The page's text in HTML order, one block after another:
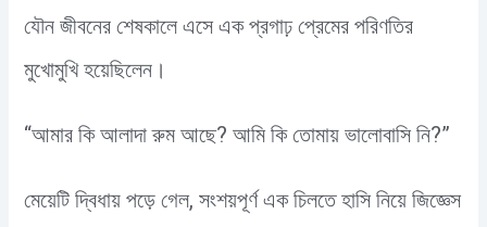
যৌন জীবনের শেষকালে এসে এক প্রগাঢ় প্রেমের পরিণতির
মুখোমুখি হয়েছিলেন।
“আমার কি আলাদা রুম আছে? আমি কি তোমায় ভালোবাসি নি?”
মেয়েটি দ্বিধায় পড়ে গেল, সংশয়পূর্ণ এক চিলতে হাসি নিয়ে জিজ্ঞেস